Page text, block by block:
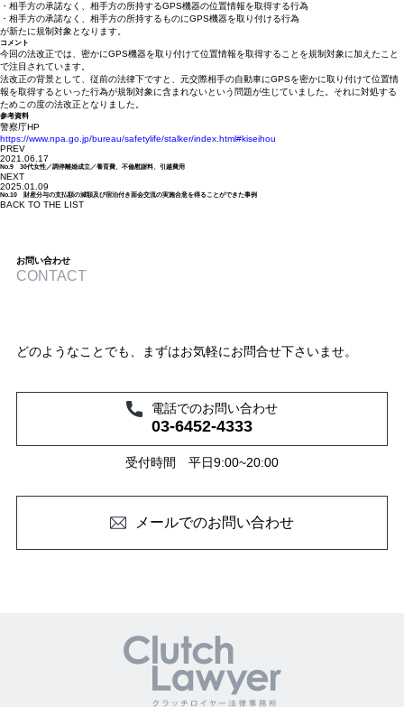
・相手方の承諾なく、相手方の所持するGPS機器の位置情報を取得する行為
・相手方の承諾なく、相手方の所持するものにGPS機器を取り付ける行為
が新たに規制対象となります。
コメント
今回の法改正では、密かにGPS機器を取り付けて位置情報を取得することを規制対象に加えたこと
で注目されています。
法改正の背景として、従前の法律下ですと、元交際相手の自動車にGPSを密かに取り付けて位置情
報を取得するといった行為が規制対象に含まれないという問題が生じていました。それに対処する
ためこの度の法改正となりました。
参考資料
警察庁HP
https://www.npa.go.jp/bureau/safetylife/stalker/index.html#kiseihou
PREV
2021.06.17
No.9 30代女性／調停離婚成立／養育費、不倫慰謝料、引越費用
NEXT
2025.01.09
No.10 財産分与の支払額の減額及び宿泊付き面会交流の実施合意を得ることができた事例
BACK TO THE LIST
お問い合わせ
CONTACT
どのようなことでも、まずはお気軽にお問合せ下さいませ。
電話でのお問い合わせ
03-6452-4333
受付時間 平日9:00~20:00
メールでのお問い合わせ